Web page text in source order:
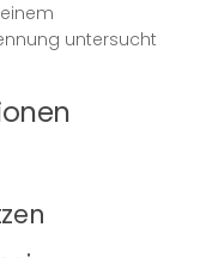
untersucht